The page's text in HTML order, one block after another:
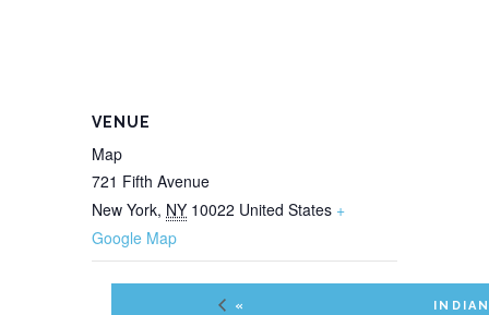
VENUE
Map
721 Fifth Avenue
New York, NY 10022 United States +
Google Map
«